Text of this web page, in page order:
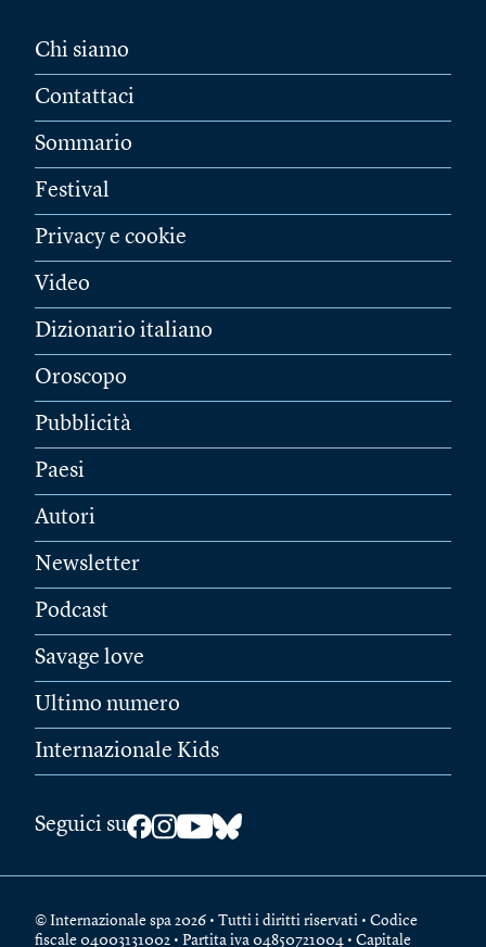
Chi siamo
Contattaci
Sommario
Festival
Privacy e cookie
Video
Dizionario italiano
Oroscopo
Pubblicità
Paesi
Autori
Newsletter
Podcast
Savage love
Ultimo numero
Internazionale Kids
Seguici su
© Internazionale spa 2026 • Tutti i diritti riservati • Codice
fiscale 04003131002 • Partita iva 04850721004 • Capitale